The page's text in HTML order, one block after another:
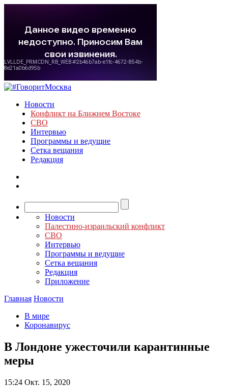
Новости
Конфликт на Ближнем Востоке
СВО
Интервью
Программы и ведущие
Сетка вещания
Редакция
Новости
Палестино-израильский конфликт
СВО
Интервью
Программы и ведущие
Сетка вещания
Редакция
Приложение
Главная Новости
В мире
Коронавирус
В Лондоне ужесточили карантинные
меры
15:24 Окт. 15, 2020